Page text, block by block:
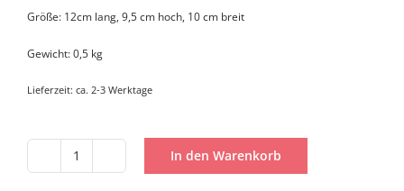
Größe: 12cm lang, 9,5 cm hoch, 10 cm breit
Gewicht: 0,5 kg
Lieferzeit: ca. 2-3 Werktage
Kleinschwein
In den Warenkorb